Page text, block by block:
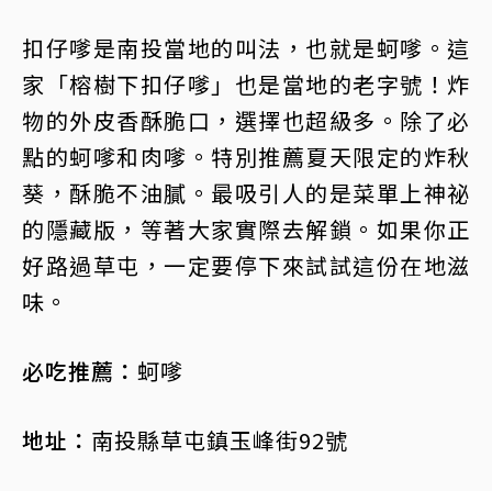
扣仔嗲是南投當地的叫法，也就是蚵嗲。這
家「榕樹下扣仔嗲」也是當地的老字號！炸
物的外皮香酥脆口，選擇也超級多。除了必
點的蚵嗲和肉嗲。特別推薦夏天限定的炸秋
葵，酥脆不油膩。最吸引人的是菜單上神祕
的隱藏版，等著大家實際去解鎖。如果你正
好路過草屯，一定要停下來試試這份在地滋
味。
必吃推薦： 蚵嗲
地址： 南投縣草屯鎮玉峰街92號